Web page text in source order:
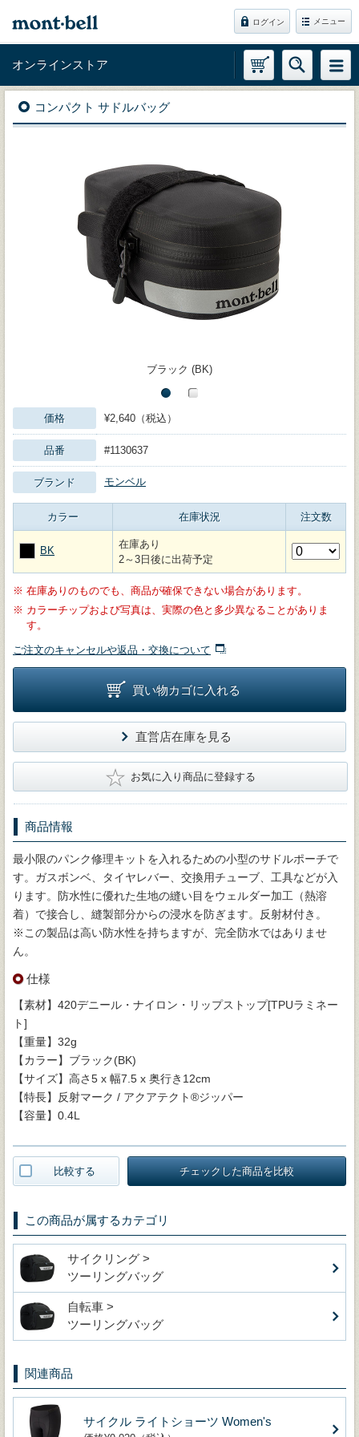
ログイン メニュー
オンラインストア
コンパクト サドルバッグ
ブラック (BK)
価格 ¥2,640（税込）
品番 #1130637
ブランド モンベル
カラー 在庫状況 注文数
BK
在庫あり
2～3日後に出荷予定
※ 在庫ありのものでも、商品が確保できない場合があります。
※ カラーチップおよび写真は、実際の色と多少異なることがありま
す。
ご注文のキャンセルや返品・交換について
買い物カゴに入れる
直営店在庫を見る
★ お気に入り商品に登録する
商品情報
最小限のパンク修理キットを入れるための小型のサドルポーチで
す。ガスボンベ、タイヤレバー、交換用チューブ、工具などが入
ります。防水性に優れた生地の縫い目をウェルダー加工（熱溶
着）で接合し、縫製部分からの浸水を防ぎます。反射材付き。
※この製品は高い防水性を持ちますが、完全防水ではありませ
ん。
仕様
【素材】420デニール・ナイロン・リップストップ[TPUラミネー
ト]
【重量】32g
【カラー】ブラック(BK)
【サイズ】高さ5 x 幅7.5 x 奥行き12cm
【特長】反射マーク / アクアテクト®ジッパー
【容量】0.4L
比較する チェックした商品を比較
この商品が属するカテゴリ
サイクリング >
ツーリングバッグ
自転車 >
ツーリングバッグ
関連商品
サイクル ライトショーツ Women's